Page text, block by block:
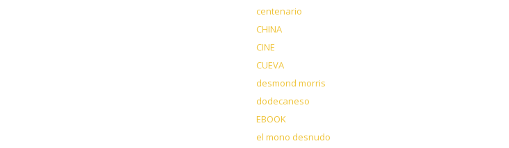
centenario
CHINA
CINE
CUEVA
desmond morris
dodecaneso
EBOOK
el mono desnudo